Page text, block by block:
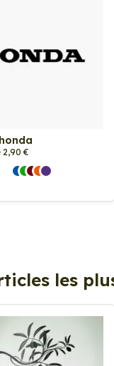
2,90 €
les